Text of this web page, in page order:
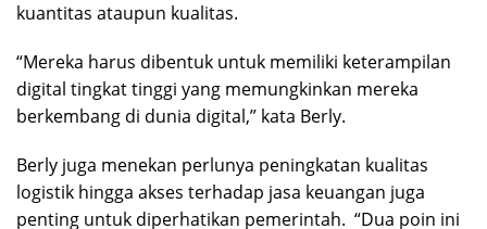
kuantitas ataupun kualitas.
“Mereka harus dibentuk untuk memiliki keterampilan
digital tingkat tinggi yang memungkinkan mereka
berkembang di dunia digital,” kata Berly.
Berly juga menekan perlunya peningkatan kualitas
logistik hingga akses terhadap jasa keuangan juga
penting untuk diperhatikan pemerintah. “Dua poin ini